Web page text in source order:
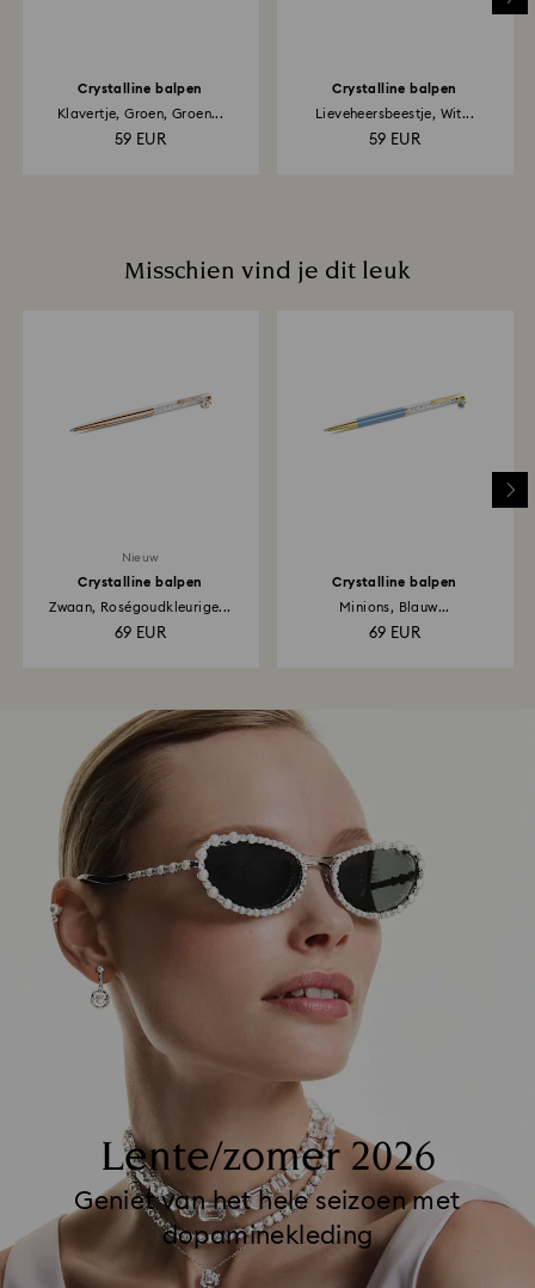
Crystalline balpen
Klavertje, Groen, Groen...
59 EUR
Crystalline balpen
Lieveheersbeestje, Wit...
59 EUR
Misschien vind je dit leuk
Nieuw
Crystalline balpen
Zwaan, Roségoudkleurige...
69 EUR
Crystalline balpen
Minions, Blauw...
69 EUR
Lente/zomer 2026
Geniet van het hele seizoen met
dopaminekleding